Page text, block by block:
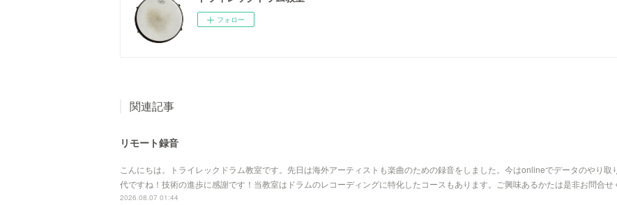
フォロー
関連記事
リモート録音
こんにちは。トライレックドラム教室です。先日は海外アーティストも楽曲のための録音をしました。今はonlineでデータのやり取
代ですね！技術の進歩に感謝です！当教室はドラムのレコーディングに特化したコースもあります。ご興味あるかたは是非お問合せ
2026.08.07 01:44